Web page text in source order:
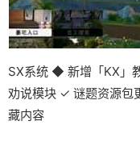
SX系统 ◆ 新增「KX」
劝说模块 ✓ 谜题资源包
藏内容